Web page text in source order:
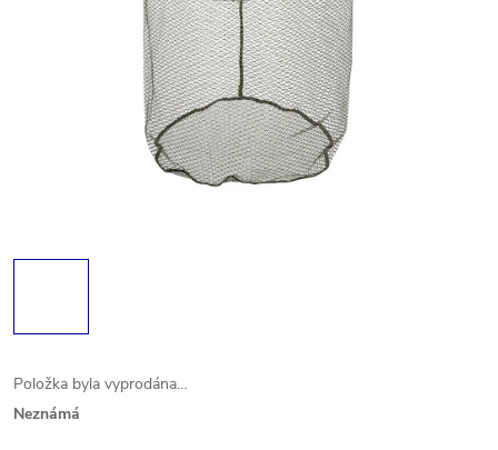
Položka byla vyprodána…
Neznámá